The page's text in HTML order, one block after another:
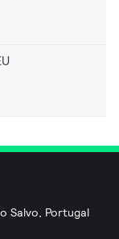
Salvo, Portugal